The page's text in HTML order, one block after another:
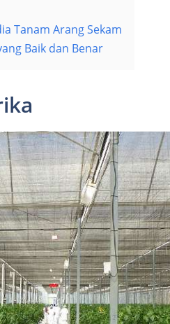
Tanam Arang Sekam
Baik dan Benar